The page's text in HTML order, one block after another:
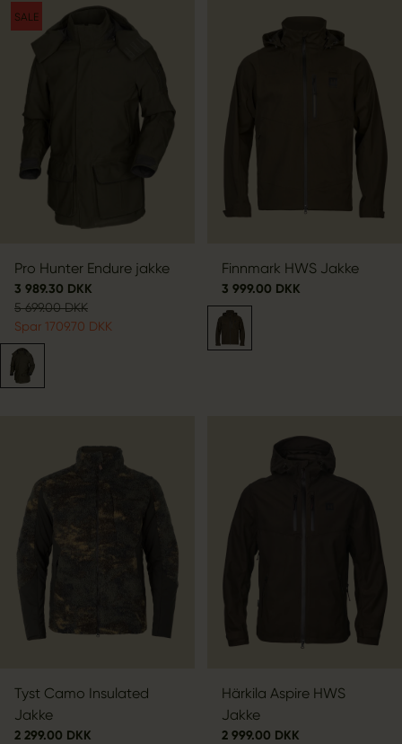
SALE
Pro Hunter Endure jakke
3 989.30 DKK
5 699.00 DKK
Spar 1709.70 DKK
Finnmark HWS Jakke
3 999.00 DKK
Tyst Camo Insulated
Jakke
2 299.00 DKK
Härkila Aspire HWS
Jakke
2 999.00 DKK